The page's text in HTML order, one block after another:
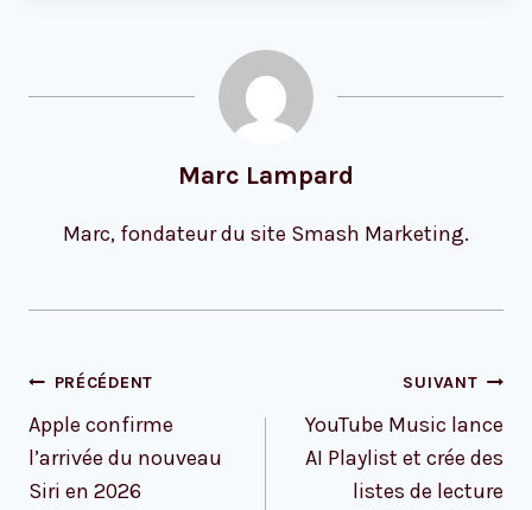
Marc Lampard
Marc, fondateur du site Smash Marketing.
Navigation
l’article
PRÉCÉDENT
Apple confirme
l’arrivée du nouveau
Siri en 2026
SUIVANT
YouTube Music lance
AI Playlist et crée des
listes de lecture